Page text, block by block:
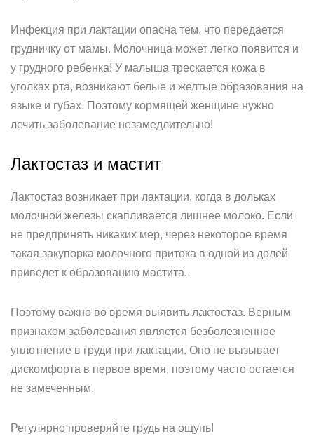
Инфекция при лактации опасна тем, что передается
грудничку от мамы. Молочница может легко появится и
у грудного ребенка! У малыша трескается кожа в
уголках рта, возникают белые и желтые образования на
языке и губах. Поэтому кормящей женщине нужно
лечить заболевание незамедлительно!
Лактостаз и мастит
Лактостаз возникает при лактации, когда в дольках
молочной железы скапливается лишнее молоко. Если
не предпринять никаких мер, через некоторое время
такая закупорка молочного притока в одной из долей
приведет к образованию мастита.
Поэтому важно во время выявить лактостаз. Верным
признаком заболевания является безболезненное
уплотнение в груди при лактации. Оно не вызывает
дискомфорта в первое время, поэтому часто остается
не замеченным.
Регулярно проверяйте грудь на ощупь!